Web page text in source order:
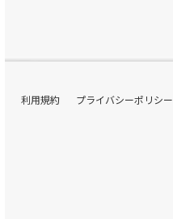
利用規約 プライバシーポリシー